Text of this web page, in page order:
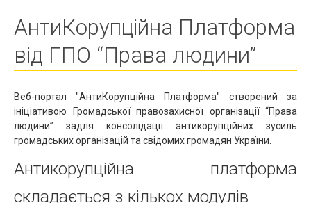
АнтиКорупційна Платформа
від ГПО “Права людини”
Веб-портал "АнтиКорупційна Платформа" створений за
ініціативою Громадської правозахисної організації “Права
людини” задля консолідації антикорупційних зусиль
громадських організацій та свідомих громадян України.
Антикорупційна платформа
складається з кількох модулів